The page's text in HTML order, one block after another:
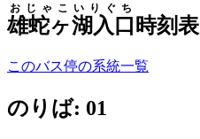
雄蛇ヶ湖入口
おじゃこいりぐち
時刻表
このバス停の系統一覧
のりば: 01